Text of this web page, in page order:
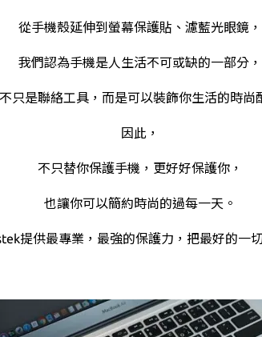
從手機殼延伸到螢幕保護貼、濾藍光眼鏡，
我們認為手機是人生活不可或缺的一部分，
只是聯絡工具，而是可以裝飾你生活的時尚
因此，
不只替你保護手機，更好好保護你，
也讓你可以簡約時尚的過每一天。
提供最專業，最強的保護力，把最好的一